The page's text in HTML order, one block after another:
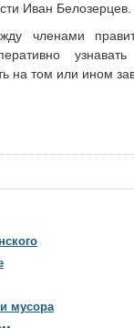
Иван Белозерцев.
членами
на том или ином
мусора